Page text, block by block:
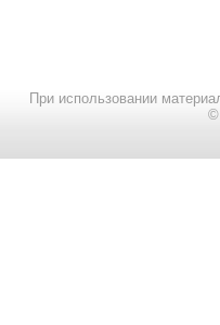
При использовании